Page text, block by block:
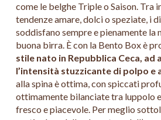
come le belghe Triple o Saison. Tra
tendenze amare, dolci o speziate, i
soddisfano sempre e pienamente la
buona birra. È con la Bento Box è
stile nato in Repubblica Ceca, ad
l’intensità stuzzicante di polpo e
alla spina è ottima, con spiccati
ottimamente bilanciate tra luppolo
fresco e piacevole. Per meglio